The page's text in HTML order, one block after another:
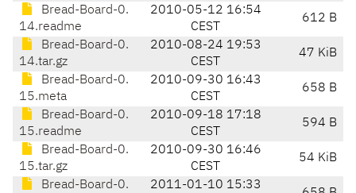
Bread-Board-0.
14.readme
2010-05-12 16:54
CEST
612 B
Bread-Board-0.
14.tar.gz
2010-08-24 19:53
CEST
47 KiB
Bread-Board-0.
15.meta
2010-09-30 16:43
CEST
658 B
Bread-Board-0.
15.readme
2010-09-18 17:18
CEST
594 B
Bread-Board-0.
15.tar.gz
2010-09-30 16:46
CEST
54 KiB
Bread-Board-0.
2011-01-10 15:33